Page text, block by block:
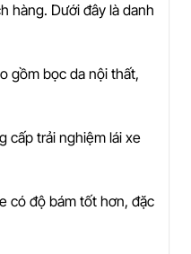
hàng. Dưới đây là danh
gồm bọc da nội thất,
cấp trải nghiệm lái xe
có độ bám tốt hơn, đặc